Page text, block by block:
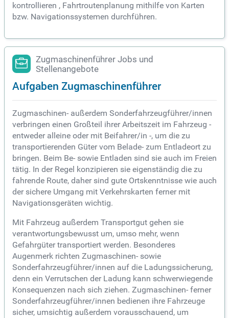
kontrollieren , Fahrtroutenplanung mithilfe von Karten
bzw. Navigationssystemen durchführen.
Zugmaschinenführer Jobs und
Stellenangebote
Aufgaben Zugmaschinenführer
Zugmaschinen- außerdem Sonderfahrzeugführer/innen
verbringen einen Großteil ihrer Arbeitszeit im Fahrzeug -
entweder alleine oder mit Beifahrer/in -, um die zu
transportierenden Güter vom Belade- zum Entladeort zu
bringen. Beim Be- sowie Entladen sind sie auch im Freien
tätig. In der Regel konzipieren sie eigenständig die zu
fahrende Route, daher sind gute Ortskenntnisse wie auch
der sichere Umgang mit Verkehrskarten ferner mit
Navigationsgeräten wichtig.
Mit Fahrzeug außerdem Transportgut gehen sie
verantwortungsbewusst um, umso mehr, wenn
Gefahrgüter transportiert werden. Besonderes
Augenmerk richten Zugmaschinen- sowie
Sonderfahrzeugführer/innen auf die Ladungssicherung,
denn ein Verrutschen der Ladung kann schwerwiegende
Konsequenzen nach sich ziehen. Zugmaschinen- ferner
Sonderfahrzeugführer/innen bedienen ihre Fahrzeuge
sicher, umsichtig außerdem vorausschauend, um